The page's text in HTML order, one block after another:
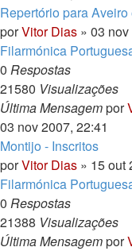
Repertório para Aveiro
porVitor Dias » 03
Filarmónica
0 Respostas
21580 Visualizações
Última Mensagempor
03 nov 2007, 22:41
Montijo - Inscritos
porVitor Dias » 15 out
Filarmónica
0 Respostas
21388 Visualizações
Última Mensagempor